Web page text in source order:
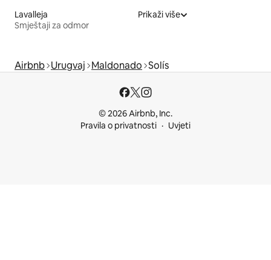
Lavalleja
Smještaji za odmor
Prikaži više
Airbnb Urugvaj Maldonado Solís
© 2026 Airbnb, Inc.
Pravila o privatnosti
Uvjeti